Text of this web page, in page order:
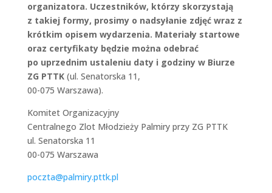
organizatora. Uczestników, którzy skorzystają
z takiej formy, prosimy o nadsyłanie zdjęć wraz z
krótkim opisem wydarzenia. Materiały startowe
oraz certyfikaty będzie można odebrać
po uprzednim ustaleniu daty i godziny w Biurze
ZG PTTK (ul. Senatorska 11,
00-075 Warszawa).
Komitet Organizacyjny
Centralnego Zlot Młodzieży Palmiry przy ZG PTTK
ul. Senatorska 11
00-075 Warszawa
poczta@palmiry.pttk.pl